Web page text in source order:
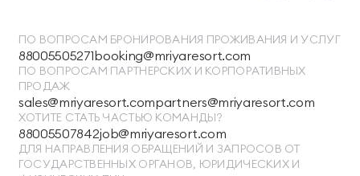
ПО ВОПРОСАМ БРОНИРОВАНИЯ ПРОЖИВАНИЯ И УСЛУГ
88005505271booking@mriyaresort.com
ПО ВОПРОСАМ ПАРТНЕРСКИХ И КОРПОРАТИВНЫХ
ПРОДАЖ
sales@mriyaresort.compartners@mriyaresort.com
ХОТИТЕ СТАТЬ ЧАСТЬЮ КОМАНДЫ?
88005507842job@mriyaresort.com
ДЛЯ НАПРАВЛЕНИЯ ОБРАЩЕНИЙ И ЗАПРОСОВ ОТ
ГОСУДАРСТВЕННЫХ ОРГАНОВ, ЮРИДИЧЕСКИХ И